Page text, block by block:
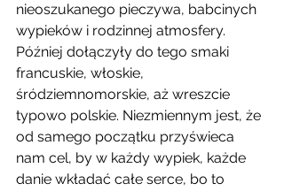
nieoszukanego pieczywa, babcinych
wypieków i rodzinnej atmosfery.
Później dołączyły do tego smaki
francuskie, włoskie,
śródziemnomorskie, aż wreszcie
typowo polskie. Niezmiennym jest, że
od samego początku przyświeca
nam cel, by w każdy wypiek, każde
danie wkładać całe serce, bo to